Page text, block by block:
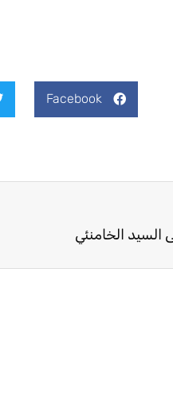
Facebook
السيد الخامنئي